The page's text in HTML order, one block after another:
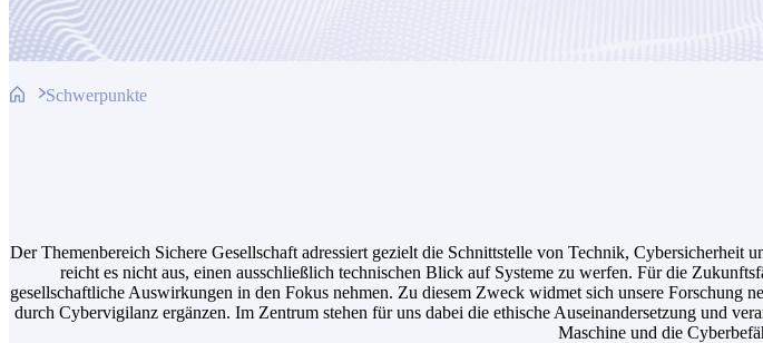
Schwerpunkte
Der Themenbereich Sichere Gesellschaft adressiert gezielt die Schnittstelle von Technik,
reicht es nicht aus, einen ausschließlich technischen Blick auf Systeme zu werfen. Für die
gesellschaftliche Auswirkungen in den Fokus nehmen. Zu diesem Zweck widmet sich unsere
durch Cybervigilanz ergänzen. Im Zentrum stehen für uns dabei die ethische Auseinandersetzung und
Maschine und die